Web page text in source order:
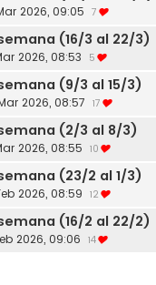
2026, 09:05 7
(16/3 al 22/3)
2026, 08:53 5
(9/3 al 15/3)
2026, 08:57 17
(2/3 al 8/3)
2026, 08:55 10
(23/2 al 1/3)
2026, 08:59 12
(16/2 al 22/2)
2026, 09:06 14